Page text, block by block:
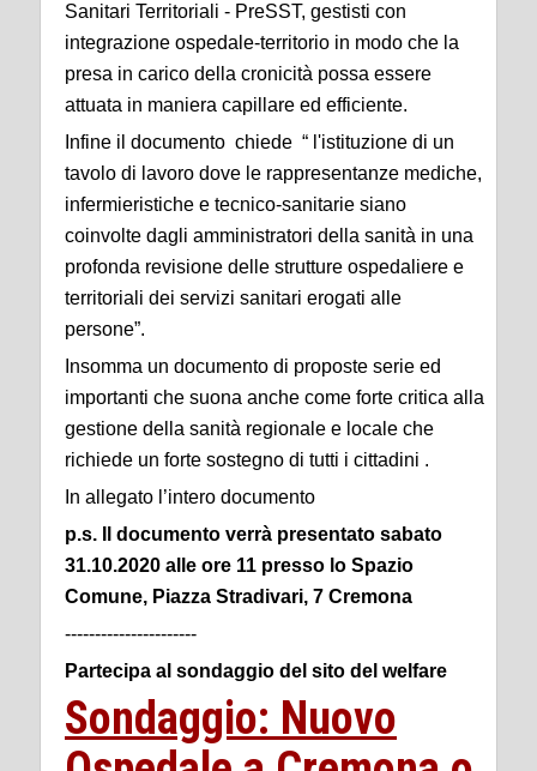
Sanitari Territoriali - PreSST, gestisti con
integrazione ospedale-territorio in modo che la
presa in carico della cronicità possa essere
attuata in maniera capillare ed efficiente.
Infine il documento chiede “ l'istituzione di un
tavolo di lavoro dove le rappresentanze mediche,
infermieristiche e tecnico-sanitarie siano
coinvolte dagli amministratori della sanità in una
profonda revisione delle strutture ospedaliere e
territoriali dei servizi sanitari erogati alle
persone”.
Insomma un documento di proposte serie ed
importanti che suona anche come forte critica alla
gestione della sanità regionale e locale che
richiede un forte sostegno di tutti i cittadini .
In allegato l’intero documento
p.s. Il documento verrà presentato sabato
31.10.2020 alle ore 11 presso lo Spazio
Comune, Piazza Stradivari, 7 Cremona
----------------------
Partecipa al sondaggio del sito del welfare
Sondaggio: Nuovo